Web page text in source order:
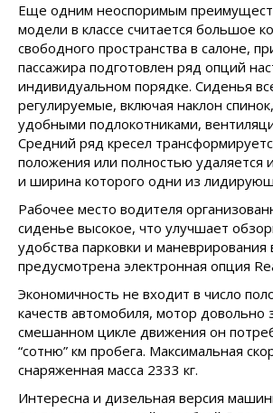
Еще одним неоспоримым
модели в классе считается большое
свободного пространства в салоне,
пассажира подготовлен ряд опций
индивидуальном порядке. Сиденья
регулируемые, включая наклон
удобными подлокотниками,
Средний ряд кресел
положения или полностью удаляется
и ширина которого одни из
Рабочее место водителя
сиденье высокое, что улучшает
удобства парковки и маневрирования
предусмотрена электронная опция
Экономичность не входит в число
качеств автомобиля, мотор довольно
смешанном цикле движения он
“сотню” км пробега. Максимальная
снаряженная масса 2333 кг.
Интересна и дизельная версия